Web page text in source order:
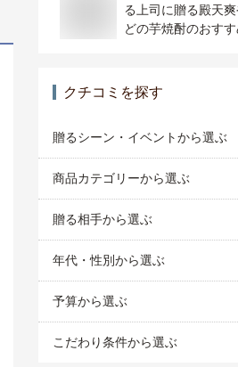
る上司に贈る殿天
どの芋焼酎のおすす
クチコミを探す
贈るシーン・イベントから選ぶ
商品カテゴリーから選ぶ
贈る相手から選ぶ
年代・性別から選ぶ
予算から選ぶ
こだわり条件から選ぶ